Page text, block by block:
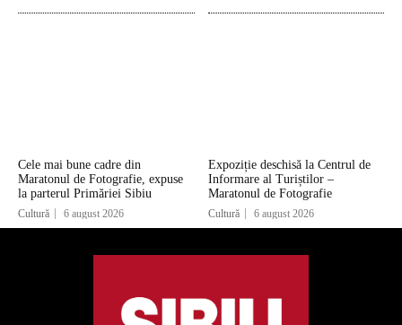
Cele mai bune cadre din
Maratonul de Fotografie, expuse
la parterul Primăriei Sibiu
Cultură 6 august 2026
Expoziție deschisă la Centrul de
Informare al Turiștilor –
Maratonul de Fotografie
Cultură 6 august 2026